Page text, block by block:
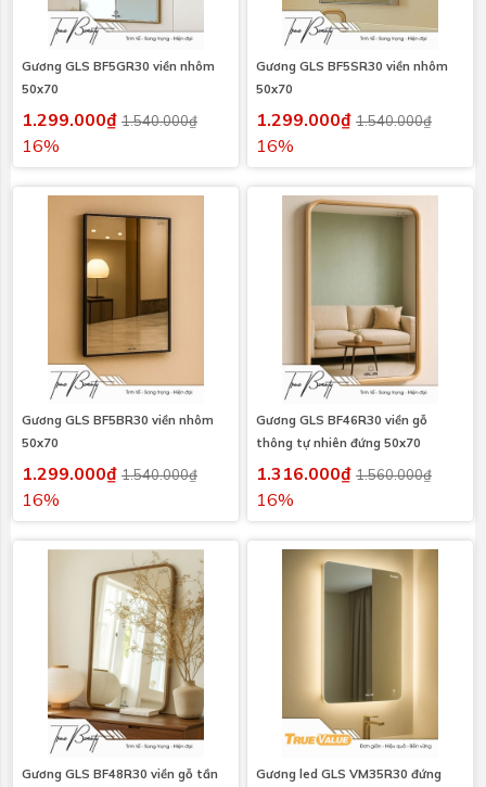
Gương GLS BF5GR30 viền nhôm
50x70
1.299.000₫ 1.540.000₫
16%
Gương GLS BF5SR30 viền nhôm
50x70
1.299.000₫ 1.540.000₫
16%
Gương GLS BF5BR30 viền nhôm
50x70
1.299.000₫ 1.540.000₫
16%
Gương GLS BF46R30 viền gỗ
thông tự nhiên đứng 50x70
1.316.000₫ 1.560.000₫
16%
Gương GLS BF48R30 viền gỗ tần
Gương led GLS VM35R30 đứng